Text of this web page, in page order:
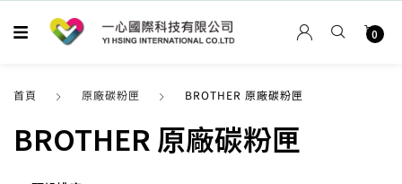
0
首頁 原廠碳粉匣 BROTHER 原廠碳粉匣
BROTHER 原廠碳粉匣